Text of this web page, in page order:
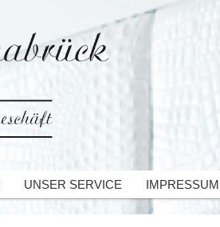
UNSER SERVICE IMPRESSUM